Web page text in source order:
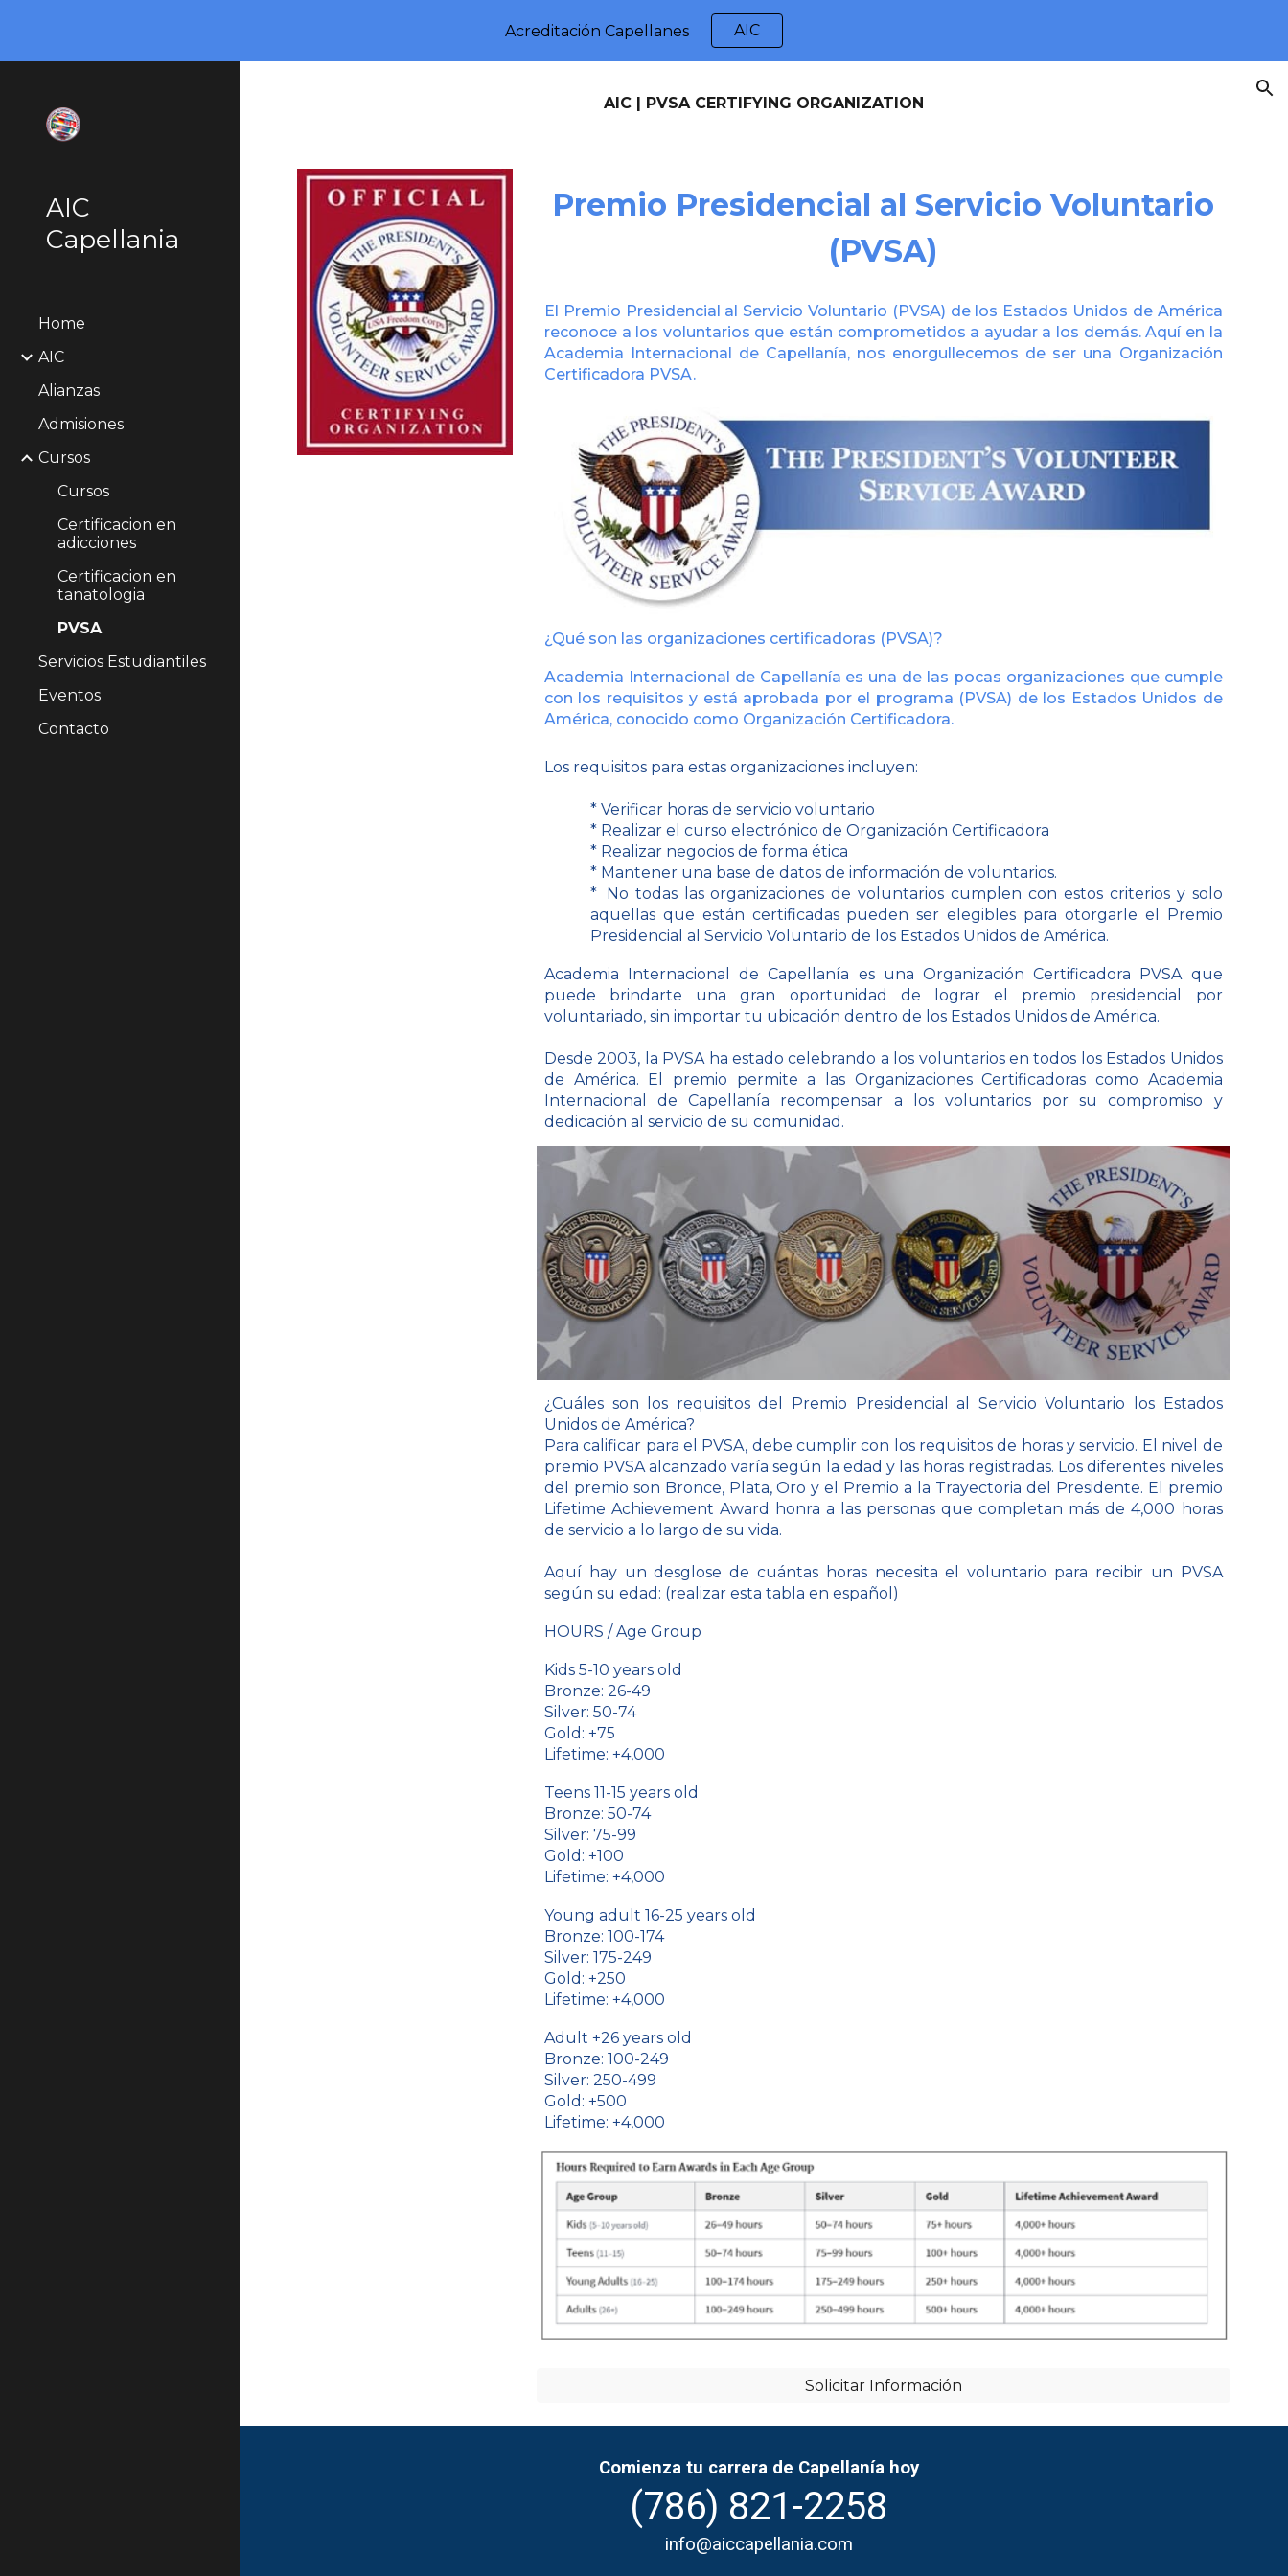
Skip to main content Skip to navigation
Acreditación Capellanes AIC
AIC
Capellania
Home
AIC
Alianzas
Admisiones
Cursos
Cursos
Certificacion en
adicciones
Certificacion en
tanatologia
PVSA
Servicios Estudiantiles
Eventos
Contacto
AIC | PVSA CERTIFYING ORGANIZATION
Premio Presidencial al Servicio Voluntario
(PVSA)
El Premio Presidencial al Servicio Voluntario (PVSA) de los Estados Unidos de América
reconoce a los voluntarios que están comprometidos a ayudar a los demás. Aquí en la
Academia Internacional de Capellanía, nos enorgullecemos de ser una Organización
Certificadora PVSA.
¿Qué son las organizaciones certificadoras (PVSA)?
Academia Internacional de Capellanía es una de las pocas organizaciones que cumple
con los requisitos y está aprobada por el programa (PVSA) de los Estados Unidos de
América, conocido como Organización Certificadora.
Los requisitos para estas organizaciones incluyen:
* Verificar horas de servicio voluntario
* Realizar el curso electrónico de Organización Certificadora
* Realizar negocios de forma ética
* Mantener una base de datos de información de voluntarios.
* No todas las organizaciones de voluntarios cumplen con estos criterios y solo
aquellas que están certificadas pueden ser elegibles para otorgarle el Premio
Presidencial al Servicio Voluntario de los Estados Unidos de América.
Academia Internacional de Capellanía es una Organización Certificadora PVSAque
puede brindarte una gran oportunidad de lograr el premio presidencial por
voluntariado, sin importar tu ubicación dentro de los Estados Unidos de América.
Desde 2003, la PVSA ha estado celebrando a los voluntarios en todos los Estados Unidos
de América. El premio permite a las Organizaciones Certificadoras como Academia
Internacional de Capellanía recompensar a los voluntarios por su compromiso y
dedicación al servicio de su comunidad.
¿Cuáles son los requisitos del Premio Presidencial al Servicio Voluntario
los Estados
Unidos de América?
Para calificar para el PVSA, debe cumplir con los requisitos de horas y servicio. El nivel de
premio PVSA alcanzado varía según la edad y las horas registradas. Los diferentes niveles
del premio son Bronce, Plata, Oro y el Premio a la Trayectoria del Presidente. El premio
Lifetime Achievement Award honra a las personas que completan más de 4,000 horas
de servicio a lo largo de su vida.
Aquí hay un desglose de cuántas horas necesita el voluntario para recibir un PVSA
según su edad: (realizar esta tabla en español)
HOURS / Age Group
Kids 5-10 years old
Bronze: 26-49
Silver: 50-74
Gold: +75
Lifetime: +4,000
Teens 11 -15 years old
Bronze: 50-74
Silver: 75-99
Gold: +100
Lifetime: +4,000
Young adult 16-25 years old
Bronze: 100-174
Silver: 175-249
Gold: +250
Lifetime: +4,000
Adult +26years old
Bronze: 100-249
Silver: 250-499
Gold: +500
Lifetime: +4,000
Solicitar Información
Comienza tu carrera de Capellanía hoy
(786) 821-2258
info@aiccapellania.com